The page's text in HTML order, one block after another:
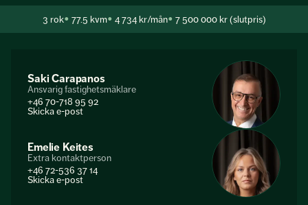
3 rok 77.5 kvm 4 734 kr/mån 7 500 000 kr (slutpris)
Saki Carapanos
Ansvarig fastighetsmäklare
+46 70-718 95 92
Skicka e-post
Emelie Keites
Extra kontaktperson
+46 72-536 37 14
Skicka e-post